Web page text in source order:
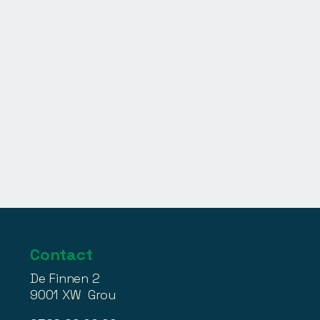
Contact
De Finnen 2
9001 XW Grou